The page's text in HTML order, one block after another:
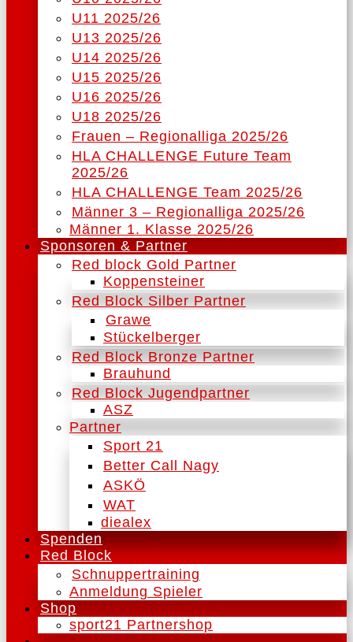
U11 2025/26
U13 2025/26
U14 2025/26
U15 2025/26
U16 2025/26
U18 2025/26
Frauen – Regionalliga 2025/26
HLA CHALLENGE Future Team
2025/26
HLA CHALLENGE Team 2025/26
Männer 3 – Regionalliga 2025/26
Männer 1. Klasse 2025/26
Sponsoren & Partner
Red block Gold Partner
Koppensteiner
Red Block Silber Partner
Grawe
Stückelberger
Red Block Bronze Partner
Brauhund
Red Block Jugendpartner
ASZ
Partner
Sport 21
Better Call Nagy
ASKÖ
WAT
diealex
Spenden
Red Block
Schnuppertraining
Anmeldung Spieler
Shop
sport21 Partnershop